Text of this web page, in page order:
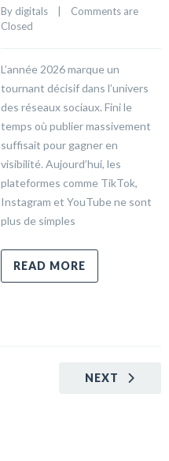
By digitals
Comments are
Closed
L’année 2026 marque un
tournant décisif dans l’univers
des réseaux sociaux. Fini le
temps où publier massivement
suffisait pour gagner en
visibilité. Aujourd’hui, les
plateformes comme TikTok,
Instagram et YouTube ne sont
plus de simples
READ MORE
NEXT